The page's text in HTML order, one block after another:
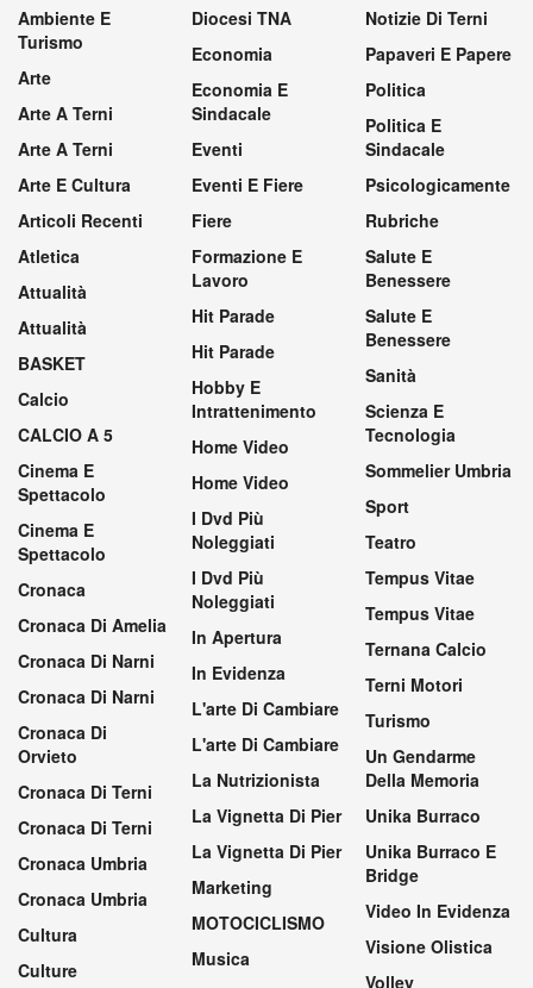
Ambiente E
Turismo
Arte
Arte A Terni
Arte A Terni
Arte E Cultura
Articoli Recenti
Atletica
Attualità
Attualità
BASKET
Calcio
CALCIO A 5
Cinema E
Spettacolo
Cinema E
Spettacolo
Cronaca
Cronaca Di Amelia
Cronaca Di Narni
Cronaca Di Narni
Cronaca Di
Orvieto
Cronaca Di Terni
Cronaca Di Terni
Cronaca Umbria
Cronaca Umbria
Cultura
Culture
Diocesi TNA
Economia
Economia E
Sindacale
Eventi
Eventi E Fiere
Fiere
Formazione E
Lavoro
Hit Parade
Hit Parade
Hobby E
Intrattenimento
Home Video
Home Video
I Dvd Più
Noleggiati
I Dvd Più
Noleggiati
In Apertura
In Evidenza
L'arte Di Cambiare
L'arte Di Cambiare
La Nutrizionista
La Vignetta Di Pier
La Vignetta Di Pier
Marketing
MOTOCICLISMO
Musica
Notizie Di Terni
Papaveri E Papere
Politica
Politica E
Sindacale
Psicologicamente
Rubriche
Salute E
Benessere
Salute E
Benessere
Sanità
Scienza E
Tecnologia
Sommelier Umbria
Sport
Teatro
Tempus Vitae
Tempus Vitae
Ternana Calcio
Terni Motori
Turismo
Un Gendarme
Della Memoria
Unika Burraco
Unika Burraco E
Bridge
Video In Evidenza
Visione Olistica
Volley